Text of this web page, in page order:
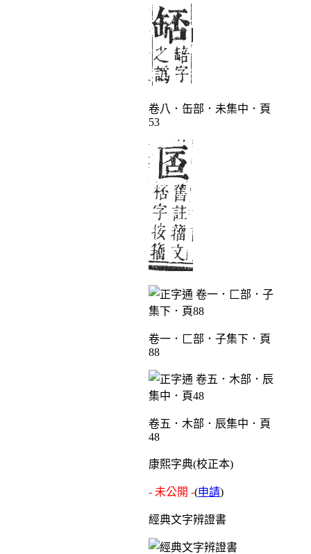
卷八．缶部．未集中．頁
53
卷一．匚部．子集下．頁
88
卷五．木部．辰集中．頁
48
康熙字典(校正本)
- 未公開 -(申請)
經典文字辨證書